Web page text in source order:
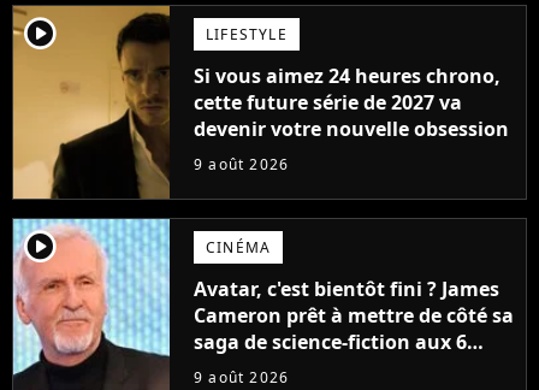
player2 LIFESTYLE
Si vous aimez 24 heures chrono,
cette future série de 2027 va
devenir votre nouvelle obsession
9 août 2026
player2 CINÉMA
Avatar, c'est bientôt fini ? James
Cameron prêt à mettre de côté sa
saga de science-fiction aux 6
milliards de recettes
9 août 2026